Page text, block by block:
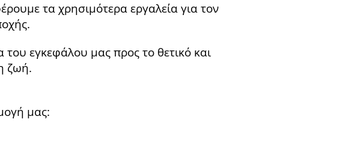
τα χρησιμότερα εργαλεία για τον
εγκεφάλου μας προς το θετικό και
ζωή.
μας: